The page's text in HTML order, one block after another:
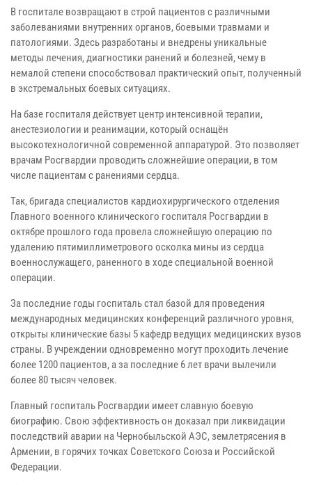
В госпитале возвращают в строй пациентов с различными
заболеваниями внутренних органов, боевыми травмами и
патологиями. Здесь разработаны и внедрены уникальные
методы лечения, диагностики ранений и болезней, чему в
немалой степени способствовал практический опыт, полученный
в экстремальных боевых ситуациях.
На базе госпиталя действует центр интенсивной терапии,
анестезиологии и реанимации, который оснащён
высокотехнологичной современной аппаратурой. Это позволяет
врачам Росгвардии проводить сложнейшие операции, в том
числе пациентам с ранениями сердца.
Так, бригада специалистов кардиохирургического отделения
Главного военного клинического госпиталя Росгвардии в
октябре прошлого года провела сложнейшую операцию по
удалению пятимиллиметрового осколка мины из сердца
военнослужащего, раненного в ходе специальной военной
операции.
За последние годы госпиталь стал базой для проведения
международных медицинских конференций различного уровня,
открыты клинические базы 5 кафедр ведущих медицинских вузов
страны. В учреждении одновременно могут проходить лечение
более 1200 пациентов, а за последние 6 лет врачи вылечили
более 80 тысяч человек.
Главный госпиталь Росгвардии имеет славную боевую
биографию. Свою эффективность он доказал при ликвидации
последствий аварии на Чернобыльской АЭС, землетрясения в
Армении, в горячих точках Советского Союза и Российской
Федерации.